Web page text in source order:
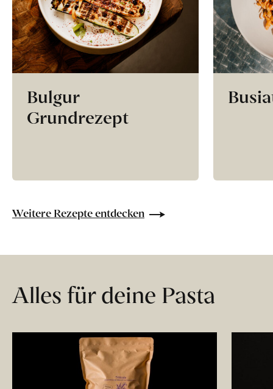
Bulgur
Grundrezept
Weitere Rezepte entdecken
Alles für deine Pasta